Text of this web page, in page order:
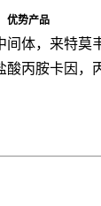
优势产品
体，来特
丙胺卡因